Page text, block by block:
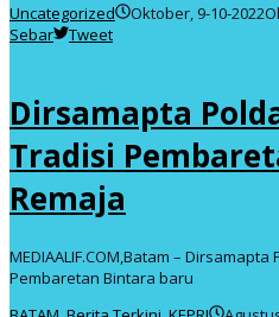
Uncategorized
Oktober, 9-10-2022
Sebar
Tweet
Dirsamapta
Tradisi
Remaja
MEDIAALIF.COM,Batam –
Pembaretan Bintara baru